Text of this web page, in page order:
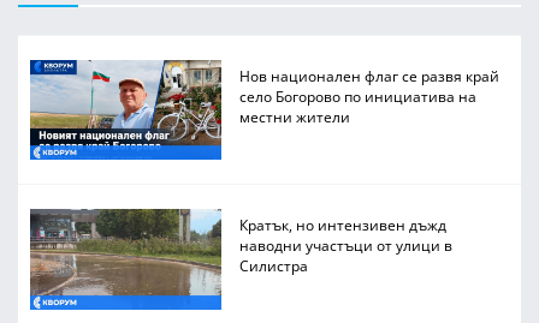
Нов национален флаг се развя край
село Богорово по инициатива на
местни жители
Кратък, но интензивен дъжд
наводни участъци от улици в
Силистра